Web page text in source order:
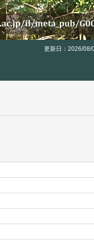
更新日：2026/08/